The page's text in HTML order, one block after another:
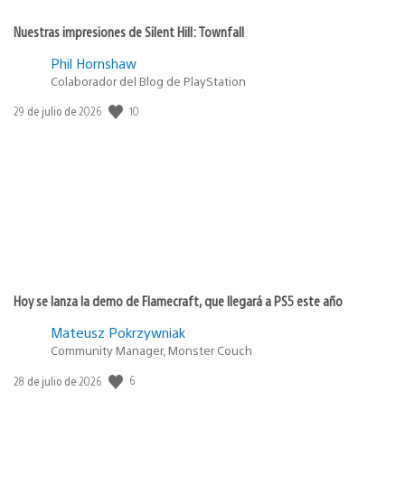
Nuestras impresiones de Silent Hill: Townfall
Phil Hornshaw
Colaborador del Blog de PlayStation
Fecha
29 de julio de 2026 10
Hoy se lanza la demo de Flamecraft, que llegará a PS5 este año
Mateusz Pokrzywniak
Community Manager, Monster Couch
Fecha
28 de julio de 2026 6